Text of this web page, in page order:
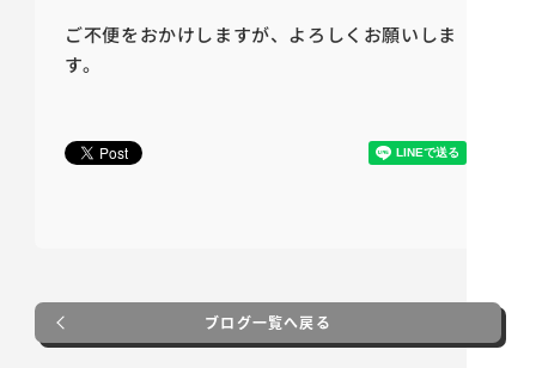
ご不便をおかけしますが、よろしくお願いしま
す。
ブログ一覧へ戻る